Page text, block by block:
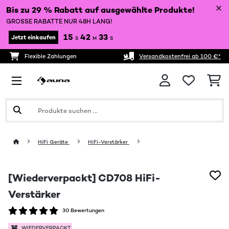
Bis zu 29 % Rabatt auf ausgewählte Produkte!
GROSSE RABATTE NUR 48H LANG!
Jetzt einkaufen 15 S 42 M 32 S
Flexible Zahlungen Versandkostenfrei ab 100 €*
HiFi Geräte HiFi-Verstärker
[Wiederverpackt] CD708 HiFi-
Verstärker
30 Bewertungen